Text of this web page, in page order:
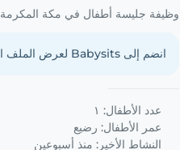
وظيفة جليسة أطفال في مكة المكرمة
انضم إلى Babysits لعرض الملف الشخصي الكامل.
عدد الأطفال: ١
عمر الأطفال: رضيع
النشاط الأخير: منذ أسبوعين